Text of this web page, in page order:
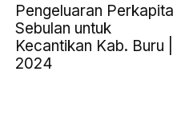
Pengeluaran Perkapita
Sebulan untuk
Kecantikan Kab. Buru |
2024